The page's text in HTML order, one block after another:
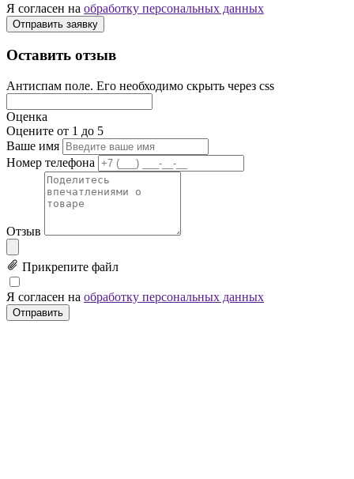
Я согласен на обработку персональных данных
Отправить заявку
Оставить отзыв
Антиспам поле. Его необходимо скрыть через css
Оценка
Оцените от 1 до 5
Ваше имя
Номер телефона
Отзыв
Прикрепите файл
Я согласен на обработку персональных данных